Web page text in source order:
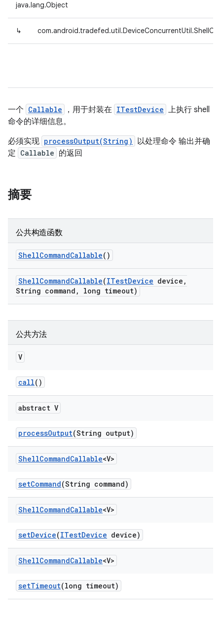
java.lang.Object
↳
一个 Callable ，用于封装在 ITestDevice 上执行 shell
命令的详细信息。
必须实现 processOutput(String)
以处理命令 输出并确
定 Callable 的返回
摘要
公共构造函数
ShellCommandCallable()
ShellCommandCallable(ITestDevice device ,
String command , long timeout)
公共方法
V
call()
abstract V
processOutput(String output)
ShellCommandCallable<V>
setCommand(String command)
ShellCommandCallable<V>
setDevice(ITestDevice device)
ShellCommandCallable<V>
setTimeout(long timeout)